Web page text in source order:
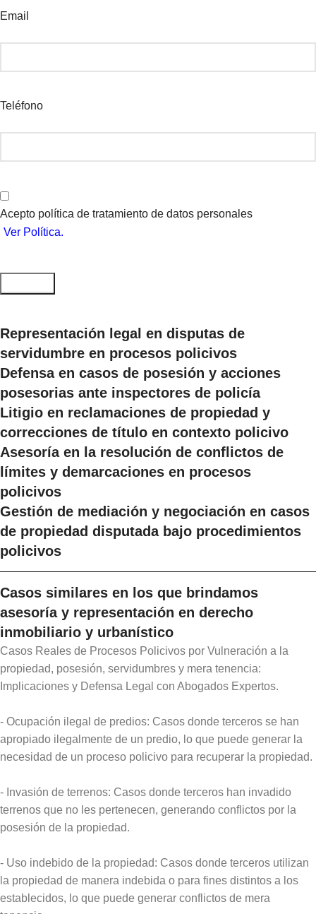
Email
Teléfono
Acepto política de tratamiento de datos personales
Ver Política.
Representación legal en disputas de
servidumbre en procesos policivos
Defensa en casos de posesión y acciones
posesorias ante inspectores de policía
Litigio en reclamaciones de propiedad y
correcciones de título en contexto policivo
Asesoría en la resolución de conflictos de
límites y demarcaciones en procesos
policivos
Gestión de mediación y negociación en casos
de propiedad disputada bajo procedimientos
policivos
Casos similares en los que brindamos
asesoría y representación en derecho
inmobiliario y urbanístico
Casos Reales de Procesos Policivos por Vulneración a la
propiedad, posesión, servidumbres y mera tenencia:
Implicaciones y Defensa Legal con Abogados Expertos.
- Ocupación ilegal de predios: Casos donde terceros se han
apropiado ilegalmente de un predio, lo que puede generar la
necesidad de un proceso policivo para recuperar la propiedad.
- Invasión de terrenos: Casos donde terceros han invadido
terrenos que no les pertenecen, generando conflictos por la
posesión de la propiedad.
- Uso indebido de la propiedad: Casos donde terceros utilizan
la propiedad de manera indebida o para fines distintos a los
establecidos, lo que puede generar conflictos de mera